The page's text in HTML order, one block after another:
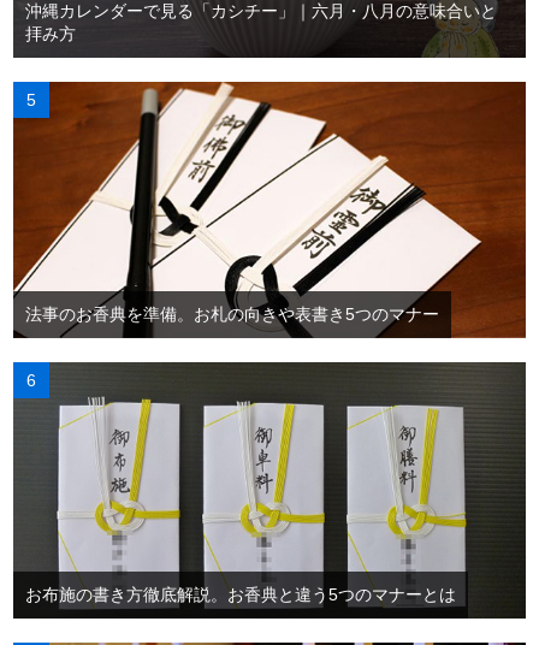
沖縄カレンダーで見る「カシチー」｜六月・八月の意味合いと
拝み方
法事のお香典を準備。お札の向きや表書き5つのマナー
お布施の書き方徹底解説。お香典と違う5つのマナーとは